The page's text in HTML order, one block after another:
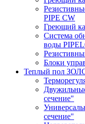
PIPE CW
Греющий
Система
воды
Блоки
Теплый пол
сечение"
сечение"